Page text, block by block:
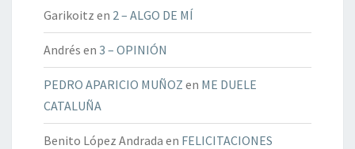
Garikoitz en 2 – ALGO DE MÍ
Andrés en 3 – OPINIÓN
PEDRO APARICIO MUÑOZ en ME DUELE
CATALUÑA
Benito López Andrada en FELICITACIONES